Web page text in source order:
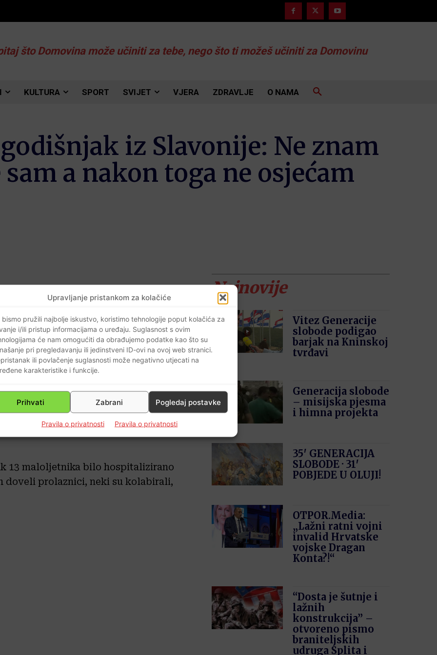
Upravljanje pristankom za kolačiće
bismo pružili najbolje iskustvo, koristimo tehnologije poput kolačića za
i/ili pristup informacijama o uređaju. Suglasnost s ovim
će nam omogućiti da obrađujemo podatke kao što su
pri pregledavanju ili jedinstveni ID-ovi na ovoj web stranici.
ili povlačenje suglasnosti može negativno utjecati na
karakteristike i funkcije.
Prihvati Zabrani Pogledaj postavke
Pravila o privatnosti Pravila o privatnosti
što Domovina može učiniti za tebe, nego što ti možeš učiniti za Domovinu
KULTURA SPORT SVIJET VJERA ZDRAVLJE O NAMA
iz Slavonije: Ne znam
a nakon toga ne osjećam
psihijatriju Kliničkog bolničkog
Dodig Ćurković
slučajeva bolničkog prijema nakon
sintetičkog kanabisa.
kad ne znate ni gdje ste, ni što ste,
svijetu i niste ni svjesni što radite.
u glavi i razne boje! Sve to traje 20-
ispričao joj je 11-godišnjak koji je
zraka. Pitala ga je i zašto uopće
da je teško odoljeti kad se nakon toga
13 maloljetnika bilo hospitalizirano
doveli prolaznici, neki su kolabirali,
Najnovije
Vitez Generacije
slobode podigao
barjak na Kninskoj
tvrđavi
Generacija slobode
– misijska pjesma
i himna projekta
35′ GENERACIJA
SLOBODE · 31′
POBJEDE U OLUJI!
OTPOR.Media:
„Lažni ratni vojni
invalid Hrvatske
vojske Dragan
Konta?!“
“Dosta je šutnje i
lažnih
konstrukcija” –
otvoreno pismo
braniteljskih
udruga Splita i